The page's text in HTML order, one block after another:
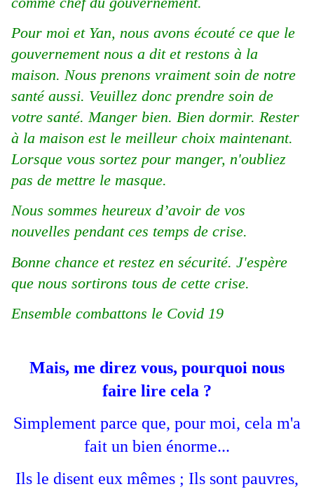
Pour moi et Yan, nous avons écouté ce que le
gouvernement nous a dit et restons à la
maison. Nous prenons vraiment soin de notre
santé aussi. Veuillez donc prendre soin de
votre santé. Manger bien. Bien dormir. Rester
à la maison est le meilleur choix maintenant.
Lorsque vous sortez pour manger, n'oubliez
pas de mettre le masque.
Nous sommes heureux d’avoir de vos
nouvelles pendant ces temps de crise.
Bonne chance et restez en sécurité. J'espère
que nous sortirons tous de cette crise.
Ensemble combattons le Covid 19
Mais, me direz vous, pourquoi nous
faire lire cela ?
Simplement parce que, pour moi, cela m'a
fait un bien énorme...
Ils le disent eux mêmes ; Ils sont pauvres,